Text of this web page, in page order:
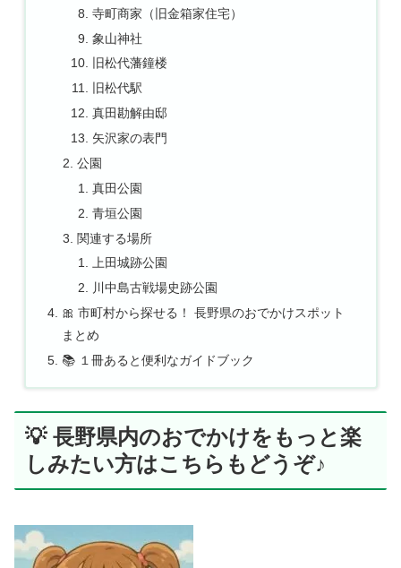
寺町商家（旧金箱家住宅）
象山神社
旧松代藩鐘楼
旧松代駅
真田勘解由邸
矢沢家の表門
公園
真田公園
青垣公園
関連する場所
上田城跡公園
川中島古戦場史跡公園
🎀 市町村から探せる！ 長野県のおでかけスポット
まとめ
📚 １冊あると便利なガイドブック
💡 長野県内のおでかけをもっと楽
しみたい方はこちらもどうぞ♪